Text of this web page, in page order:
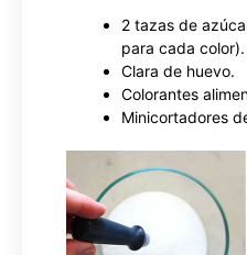
2 tazas de
para cada color).
Clara de huevo.
Colorantes
Minicortadores